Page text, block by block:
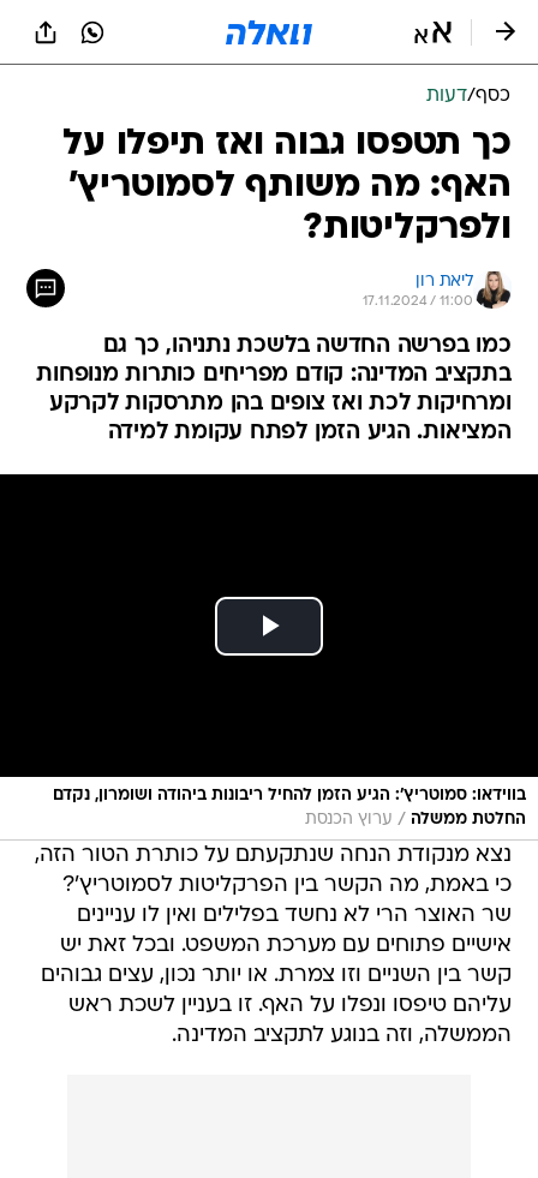
כסף/דעות
כך תטפסו גבוה ואז תיפלו על
האף: מה משותף לסמוטריץ'
ולפרקליטות?
ליאת רון
17.11.2024 / 11:00
כמו בפרשה החדשה בלשכת נתניהו, כך גם
בתקציב המדינה: קודם מפריחים כותרות מנופחות
ומרחיקות לכת ואז צופים בהן מתרסקות לקרקע
המציאות. הגיע הזמן לפתח עקומת למידה
בווידאו: סמוטריץ': הגיע הזמן להחיל ריבונות ביהודה ושומרון, נקדם
החלטת ממשלה / ערוץ הכנסת
נצא מנקודת הנחה שנתקעתם על כותרת הטור הזה,
כי באמת, מה הקשר בין הפרקליטות לסמוטריץ'?
שר האוצר הרי לא נחשד בפלילים ואין לו עניינים
אישיים פתוחים עם מערכת המשפט. ובכל זאת יש
קשר בין השניים וזו צמרת. או יותר נכון, עצים גבוהים
עליהם טיפסו ונפלו על האף. זו בעניין לשכת ראש
הממשלה, וזה בנוגע לתקציב המדינה.